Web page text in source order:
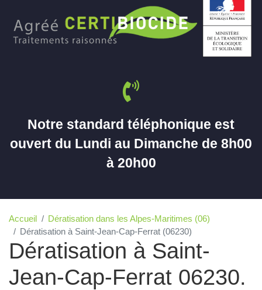
Notre standard téléphonique est
ouvert du Lundi au Dimanche de 8h00
à 20h00
Accueil
Dératisation dans les Alpes-Maritimes (06)
Dératisation à Saint-Jean-Cap-Ferrat (06230)
Dératisation à Saint-
Jean-Cap-Ferrat 06230.